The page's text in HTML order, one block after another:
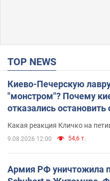
TOP NEWS
Киево-Печерскую
"монстром"? Почему
отказались остановить
Какая реакция Кличко на
9.08.2026 12:00 54,6 т.
Армия РФ уничтожила